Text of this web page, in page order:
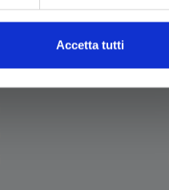
Accetta tutti